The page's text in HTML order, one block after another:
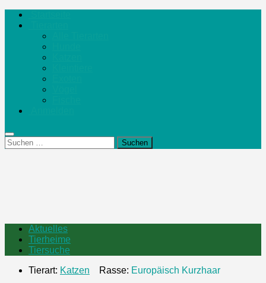
Suchen
nach:
Aktuelles
Tierheime
Tiersuche
Tierart: Katzen Rasse: Europäisch Kurzhaar